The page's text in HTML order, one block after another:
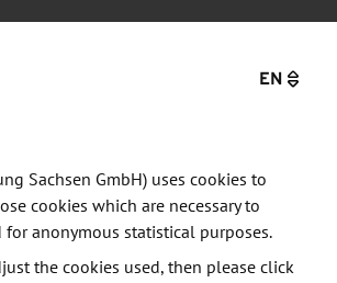
Bei
auf
– ähnlich
EN
Sachsen GmbH) uses cookies to
cookies which are necessary to
anonymous statistical purposes.
the cookies used, then please click